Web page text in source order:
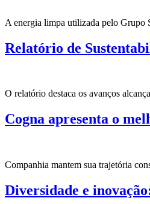
A energia limpa utilizada pelo Grupo
Relatório de
O relatório destaca os avanços
Cogna apresenta o
Companhia mantem sua trajetória
Diversidade e